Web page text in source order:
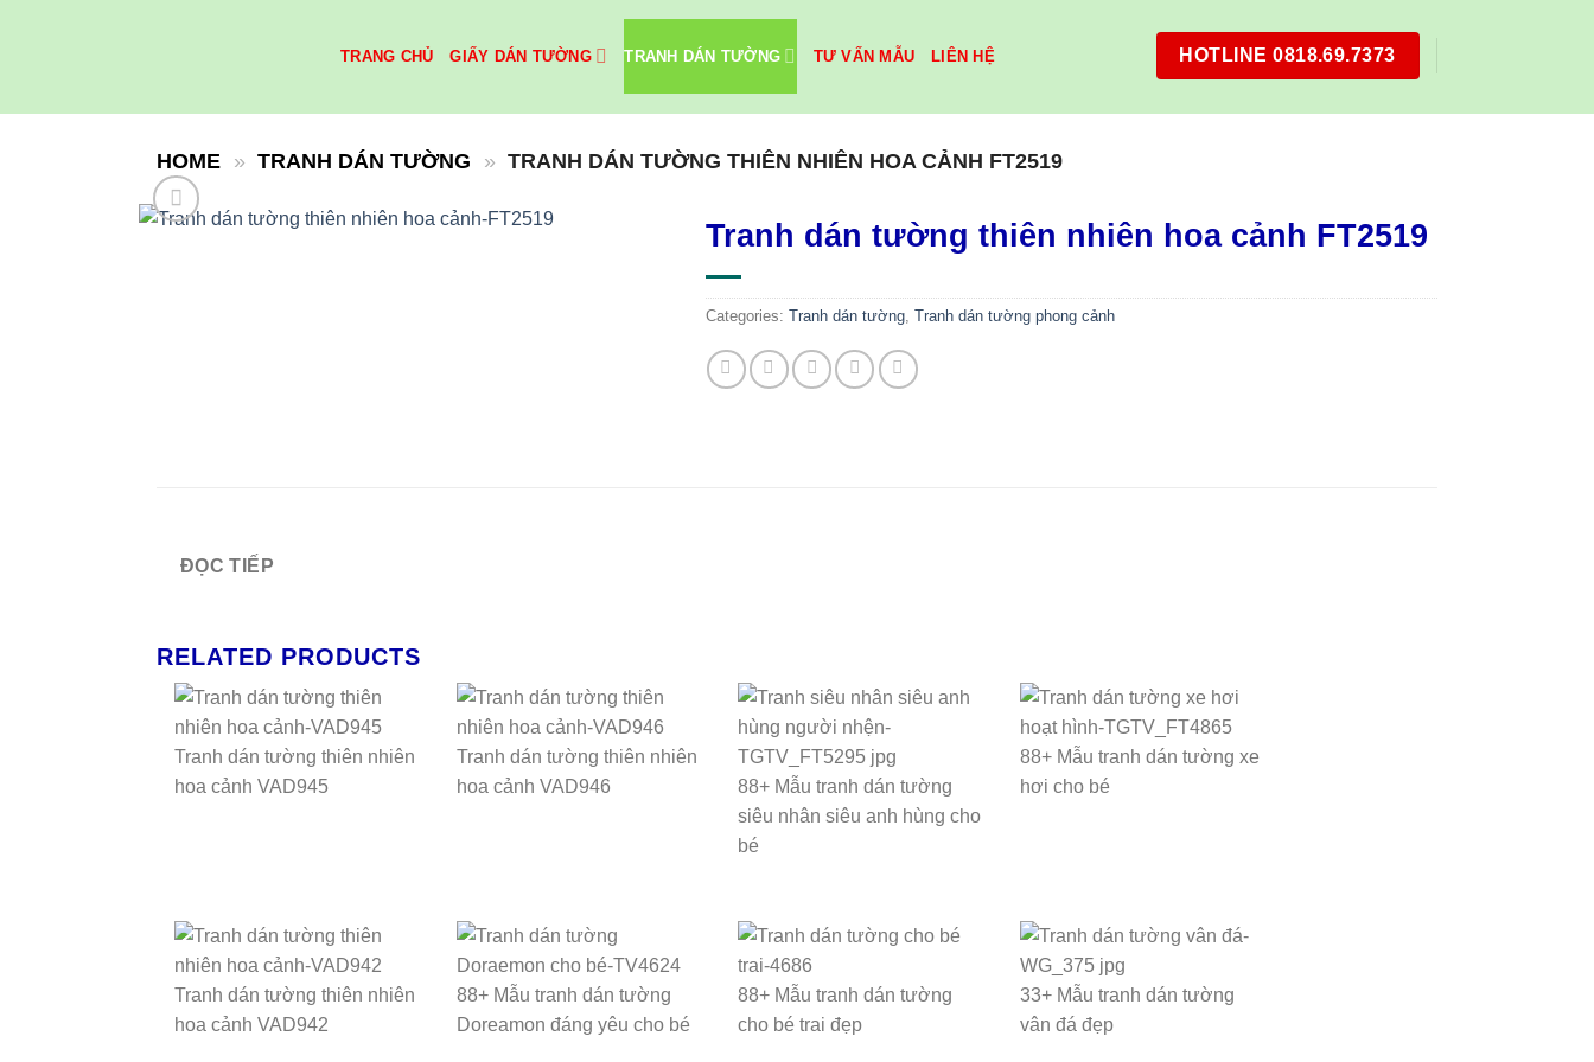
TRANG CHỦ GIẤY DÁN TƯỜNG TRANH DÁN TƯỜNG TƯ VẤN MẪU LIÊN HỆ HOTLINE 0818.69.7373
HOME » TRANH DÁN TƯỜNG » TRANH DÁN TƯỜNG THIÊN NHIÊN HOA CẢNH FT2519
Tranh dán tường thiên nhiên hoa cảnh FT2519
Categories: Tranh dán tường, Tranh dán tường phong cảnh
ĐỌC TIẾP
RELATED PRODUCTS
Tranh dán tường thiên nhiên
hoa cảnh VAD945
Tranh dán tường thiên nhiên
hoa cảnh VAD946
88+ Mẫu tranh dán tường
siêu nhân siêu anh hùng cho
bé
88+ Mẫu tranh dán tường xe
hơi cho bé
Tranh dán tường thiên nhiên
hoa cảnh VAD942
88+ Mẫu tranh dán tường
Doreamon đáng yêu cho bé
88+ Mẫu tranh dán tường
cho bé trai đẹp
33+ Mẫu tranh dán tường
vân đá đẹp